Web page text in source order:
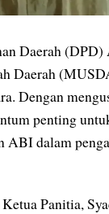
Daerah
Daerah
Dengan
penting
ABI dalam
Panitia,